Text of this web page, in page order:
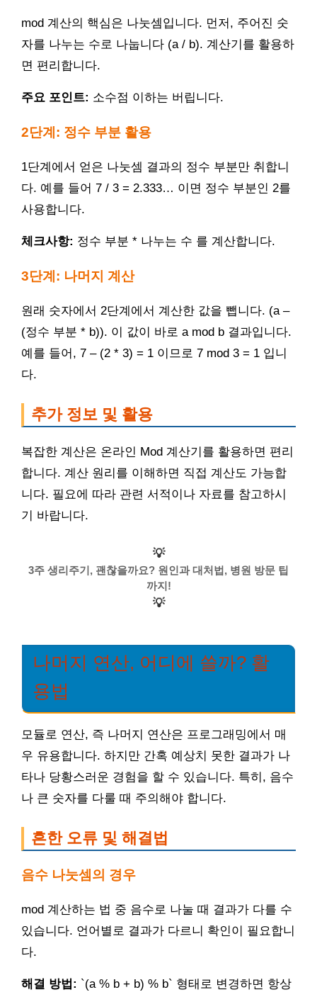
mod 계산의 핵심은 나눗셈입니다. 먼저, 주어진 숫
자를 나누는 수로 나눕니다 (a / b). 계산기를 활용하
면 편리합니다.
주요 포인트: 소수점 이하는 버립니다.
2단계: 정수 부분 활용
1단계에서 얻은 나눗셈 결과의 정수 부분만 취합니
다. 예를 들어 7 / 3 = 2.333… 이면 정수 부분인 2를
사용합니다.
체크사항: 정수 부분 * 나누는 수 를 계산합니다.
3단계: 나머지 계산
원래 숫자에서 2단계에서 계산한 값을 뺍니다. (a –
(정수 부분 * b)). 이 값이 바로 a mod b 결과입니다.
예를 들어, 7 – (2 * 3) = 1 이므로 7 mod 3 = 1 입니
다.
추가 정보 및 활용
복잡한 계산은 온라인 Mod 계산기를 활용하면 편리
합니다. 계산 원리를 이해하면 직접 계산도 가능합
니다. 필요에 따라 관련 서적이나 자료를 참고하시
기 바랍니다.
💡
3주 생리주기, 괜찮을까요? 원인과 대처법, 병원 방문 팁
까지!
💡
나머지 연산, 어디에 쓸까? 활
용법
모듈로 연산, 즉 나머지 연산은 프로그래밍에서 매
우 유용합니다. 하지만 간혹 예상치 못한 결과가 나
타나 당황스러운 경험을 할 수 있습니다. 특히, 음수
나 큰 숫자를 다룰 때 주의해야 합니다.
흔한 오류 및 해결법
음수 나눗셈의 경우
mod 계산하는 법 중 음수로 나눌 때 결과가 다를 수
있습니다. 언어별로 결과가 다르니 확인이 필요합니
다.
해결 방법: `(a % b + b) % b` 형태로 변경하면 항상